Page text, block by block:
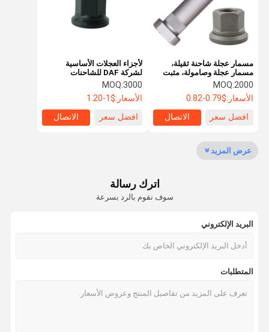
المنزل المنتجات
جولة في
المصنع
مراقبة الجودة اتصل بنا أخبار
عجلة شاحنة محول
مسمار عجلة شاحنة ثقيلة،
مسمار عجلة وصامولة، مثبت
محور لشاحنة Iveco
MOQ:2000
الأسعار:$0.79-0.82
افضل سعر
الاتصال
لأجزاء العجلات الأساسية
لشركة DAF للشاحنات
MOQ:3000
الأسعار:$1-1.20
افضل سعر
الاتصال
عرض المزيد
اترك رسالة
سوف نقوم بالرد بسرعة
البريد الإلكتروني
المتطلبات